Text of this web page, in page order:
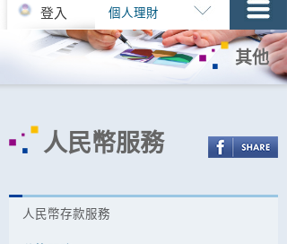
登入 個人理財
其他
人民幣服務
人民幣存款服務